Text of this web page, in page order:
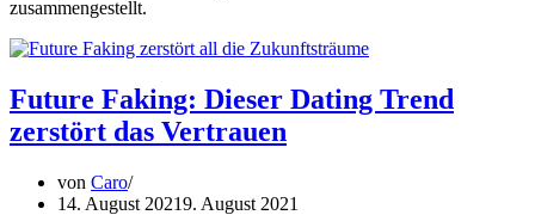
zusammengestellt.
Future Faking: Dieser Dating Trend
zerstört das Vertrauen
von Caro
14. August 20219. August 2021